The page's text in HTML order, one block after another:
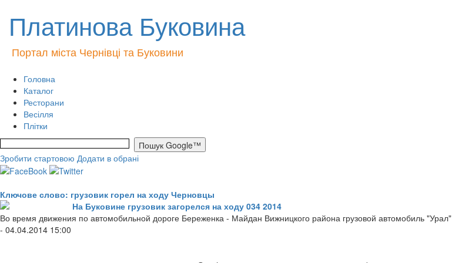
Платинова Буковина
Портал міста Чернівці та Буковини
Головна
Каталог
Ресторани
Весілля
Плітки
Зробити стартовою Додати в обрані
Ключове слово: грузовик горел на ходу Черновцы
На Буковине грузовик загорелся на ходу 034 2014
Во время движения по автомобильной дороге Береженка - Майдан Вижницкого района грузовой автомобиль "Урал"
- 04.04.2014 15:00